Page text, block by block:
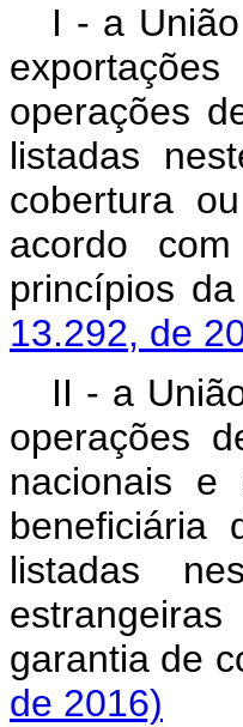
I - a
operações
listadas
cobertura
acordo
13.292, de
II - a
operações
nacionais e
beneficiária
listadas
garantia
de 2016)